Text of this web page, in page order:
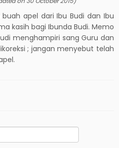
apel dari Ibu Budi dan Ibu
kasih bagi Ibunda Budi. Memo
menghampiri sang Guru dan
; jangan menyebut telah